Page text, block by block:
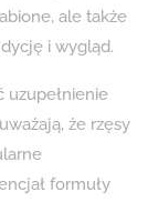
ale także
i wygląd.
uzupełnienie
że rzęsy
formuły